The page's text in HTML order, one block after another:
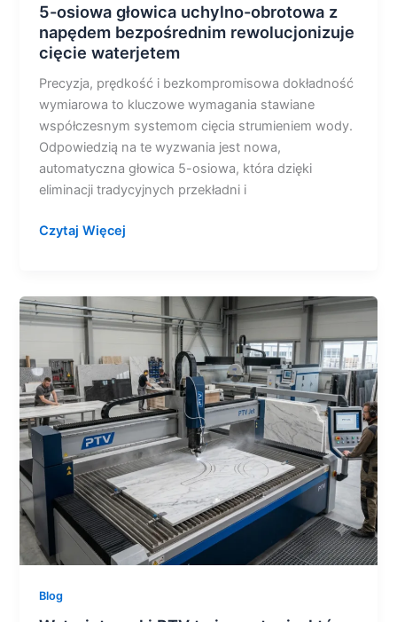
5-osiowa głowica uchylno-obrotowa z
napędem bezpośrednim rewolucjonizuje
cięcie waterjetem
Precyzja, prędkość i bezkompromisowa dokładność
wymiarowa to kluczowe wymagania stawiane
współczesnym systemom cięcia strumieniem wody.
Odpowiedzią na te wyzwania jest nowa,
automatyczna głowica 5-osiowa, która dzięki
eliminacji tradycyjnych przekładni i
Czytaj Więcej
Blog
Waterjet
marki
to
inwestycja,
która
usprawnia
biznes
kamieniarski